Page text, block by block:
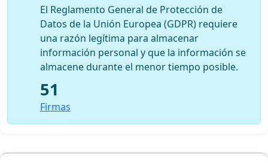
El Reglamento General de Protección de
Datos de la Unión Europea (GDPR) requiere
una razón legítima para almacenar
información personal y que la información se
almacene durante el menor tiempo posible.
51
Firmas